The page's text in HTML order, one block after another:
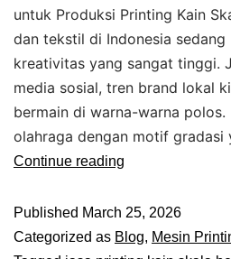
untuk Produksi Printing Kain
dan tekstil di Indonesia
kreativitas yang sangat tinggi.
media sosial, tren brand lokal
bermain di warna-warna
olahraga dengan motif
Continue reading
Published March 25, 2026
Categorized as Blog, Mesin